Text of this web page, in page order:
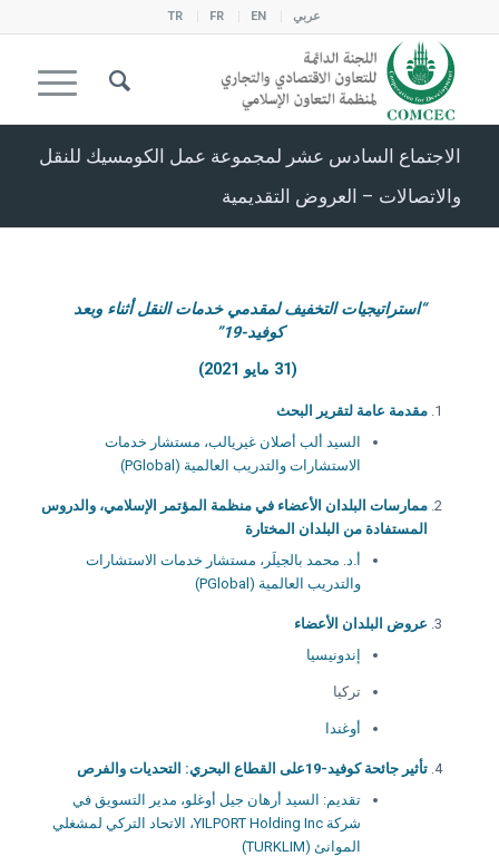
عربي EN
FR
TR
الاجتماع السادس عشر لمجموعة عمل الكومسيك للنقل
والاتصالات – العروض التقديمية
“استراتيجيات التخفيف لمقدمي خدمات النقل أثناء وبعد
كوفيد-19”
(31 مايو 2021)
مقدمة عامة لتقرير البحث
السيد ألب أصلان غيريالب، مستشار خدمات
الاستشارات والتدريب العالمية (PGlobal)
ممارسات البلدان الأعضاء في منظمة المؤتمر الإسلامي، والدروس
المستفادة من البلدان المختارة
أ.د. محمد بالجيلَر، مستشار خدمات الاستشارات
والتدريب العالمية (PGlobal)
عروض البلدان الأعضاء
إندونيسيا
تركيا
أوغندا
تأثير جائحة كوفيد-19على القطاع البحري: التحديات والفرص
تقديم: السيد أرهان جيل أوغلو، مدير التسويق في
شركة YILPORT Holding Inc، الاتحاد التركي لمشغلي
الموانئ (TURKLIM)